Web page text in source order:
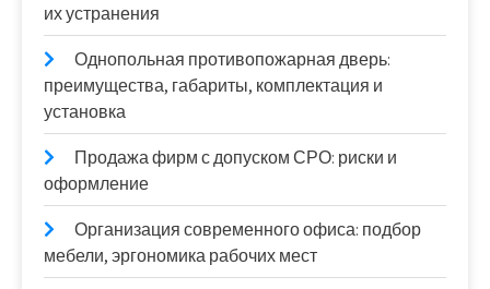
их устранения
Однопольная противопожарная дверь:
преимущества, габариты, комплектация и
установка
Продажа фирм с допуском СРО: риски и
оформление
Организация современного офиса: подбор
мебели, эргономика рабочих мест